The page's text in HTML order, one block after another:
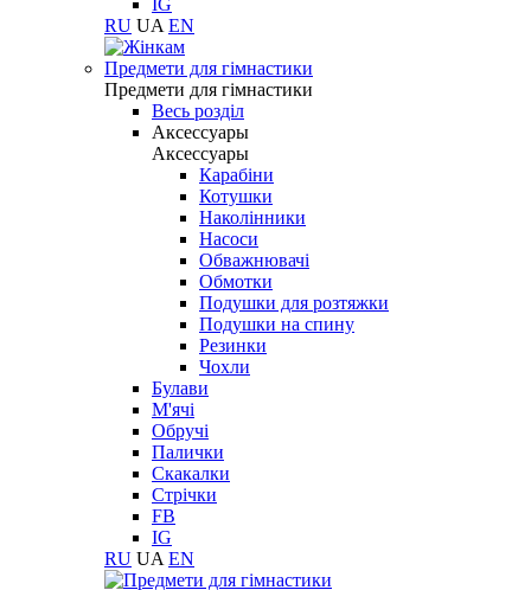
IG
RU UA EN
Предмети для гімнастики
Предмети для гімнастики
Весь розділ
Аксессуары
Аксессуары
Карабіни
Котушки
Наколінники
Насоси
Обважнювачі
Обмотки
Подушки для розтяжки
Подушки на спину
Резинки
Чохли
Булави
М'ячі
Обручі
Палички
Скакалки
Стрічки
FB
IG
RU UA EN